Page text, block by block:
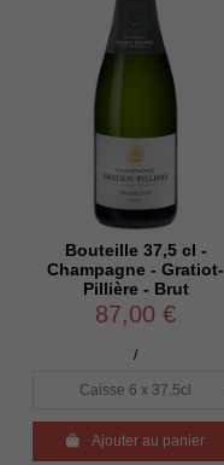
Bouteille 37,5 cl -
Champagne - Gratiot-
Pillière - Brut
87,00 €
/
Ajouter au panier